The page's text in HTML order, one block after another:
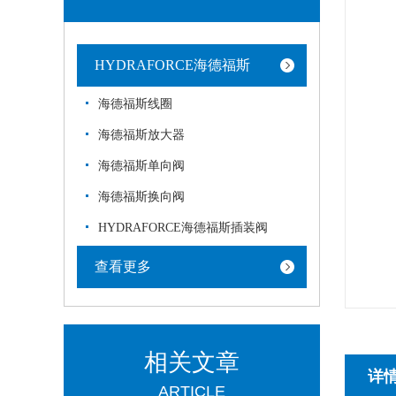
HYDRAFORCE海德福斯
海德福斯线圈
海德福斯放大器
海德福斯单向阀
海德福斯换向阀
HYDRAFORCE海德福斯插装阀
查看更多
相关文章
ARTICLE
详